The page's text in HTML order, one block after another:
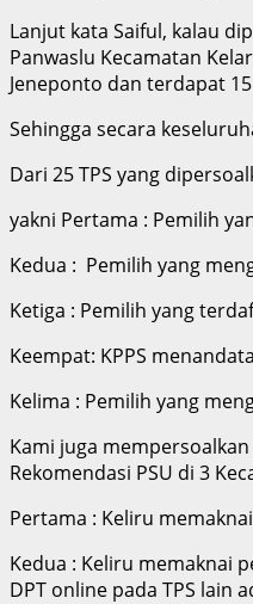
Lanjut kata Saiful, kalau
Panwaslu Kecamatan
Jeneponto dan terdapat
Sehingga secara
Dari 25 TPS yang
yakni Pertama : Pemilih
Kedua : Pemilih yang
Ketiga : Pemilih yang
Keempat: KPPS
Kelima : Pemilih yang
Kami juga
Rekomendasi PSU di 3
Pertama : Keliru
Kedua : Keliru memaknai
DPT online pada TPS lain